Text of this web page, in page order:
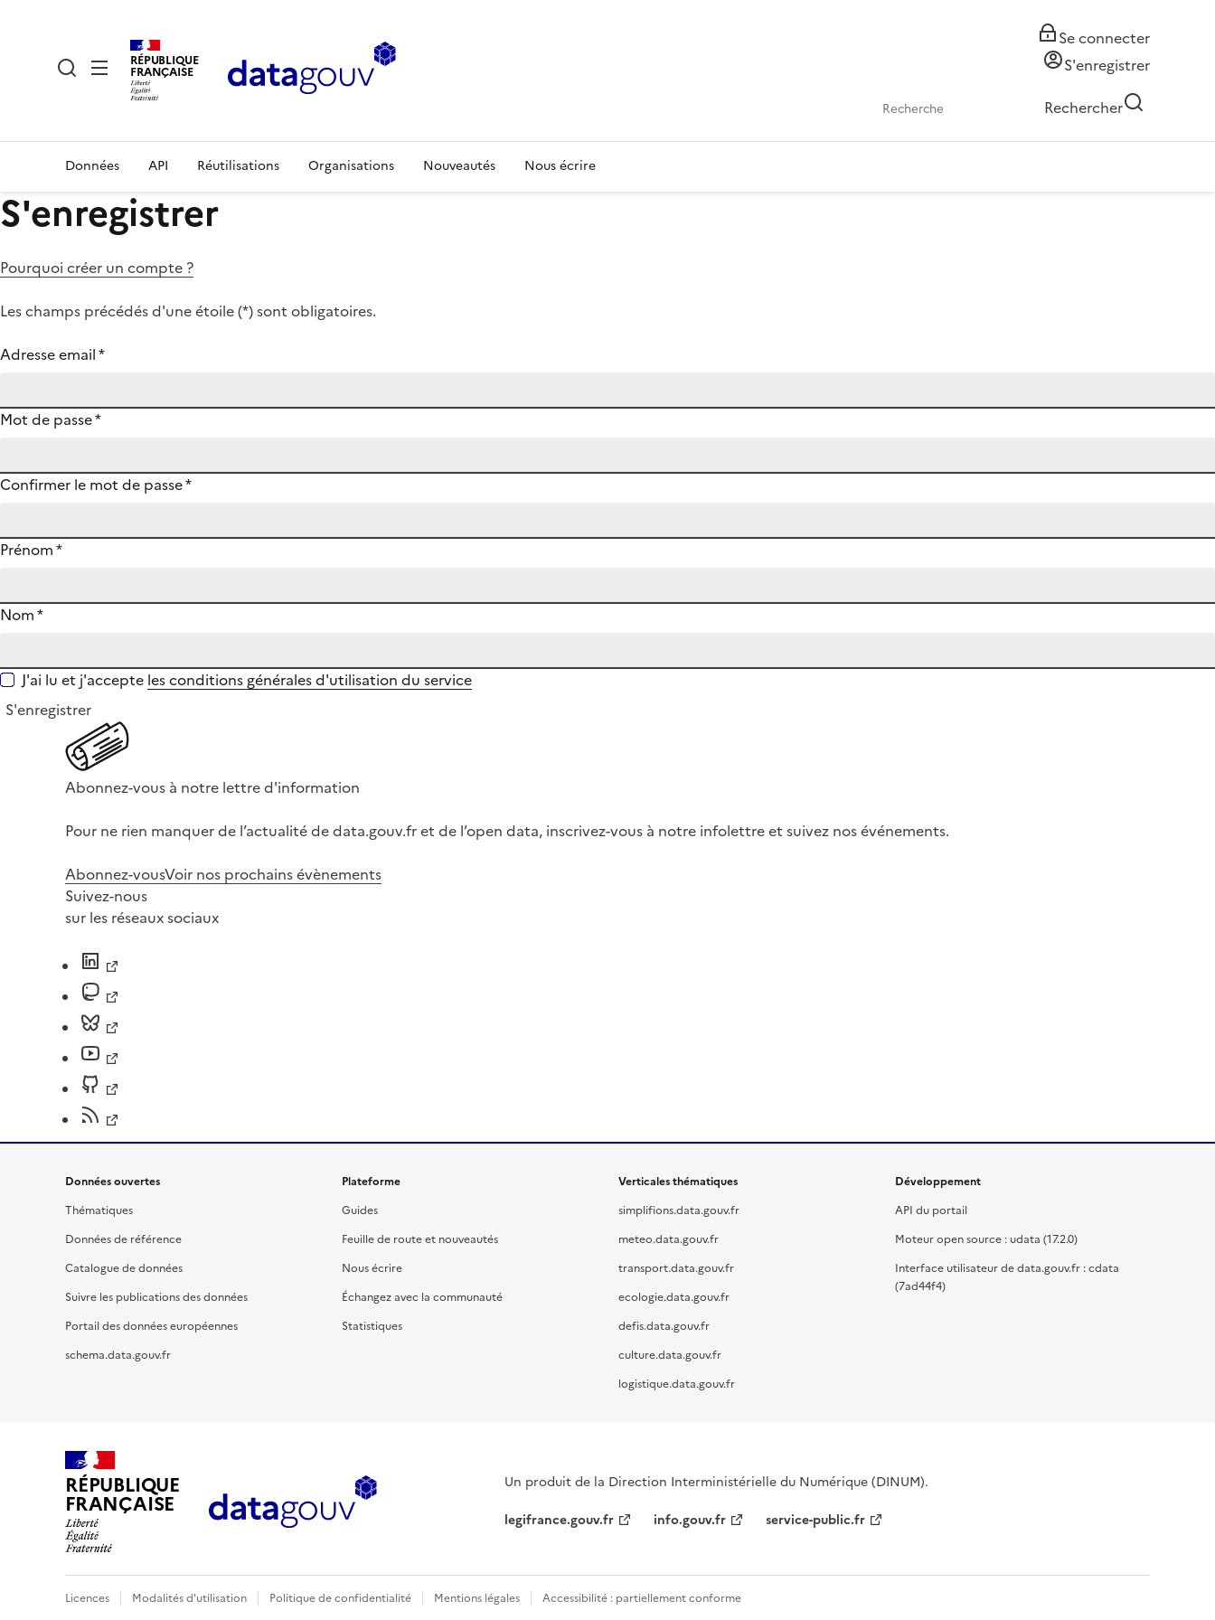
RÉPUBLIQUE
FRANÇAISE
Se connecter
S'enregistrer
Rechercher
Données API Réutilisations Organisations Nouveautés Nous écrire
S'enregistrer
Pourquoi créer un compte ?
Les champs précédés d'une étoile (*) sont obligatoires.
Adresse email*
Mot de passe*
Confirmer le mot de passe*
Prénom*
Nom*
J'ai lu et j'accepte les conditions générales d'utilisation du service
S'enregistrer
Abonnez-vous à notre lettre d'information
Pour ne rien manquer de l’actualité de data.gouv.fr et de l’open data, inscrivez-vous à notre infolettre et suivez nos événements.
Abonnez-vousVoir nos prochains évènements
Suivez-nous
sur les réseaux sociaux
Données ouvertes
Thématiques
Données de référence
Catalogue de données
Suivre les publications des données
Portail des données européennes
schema.data.gouv.fr
Plateforme
Guides
Feuille de route et nouveautés
Nous écrire
Échangez avec la communauté
Statistiques
Verticales thématiques
simplifions.data.gouv.fr
meteo.data.gouv.fr
transport.data.gouv.fr
ecologie.data.gouv.fr
defis.data.gouv.fr
culture.data.gouv.fr
logistique.data.gouv.fr
Développement
API du portail
Moteur open source : udata (17.2.0)
Interface utilisateur de data.gouv.fr : cdata
(7ad44f4)
RÉPUBLIQUE
FRANÇAISE
Un produit de la Direction Interministérielle du Numérique (DINUM).
legifrance.gouv.fr
info.gouv.fr service-public.fr
Licences Modalités d'utilisation Politique de confidentialité Mentions légales Accessibilité : partiellement conforme